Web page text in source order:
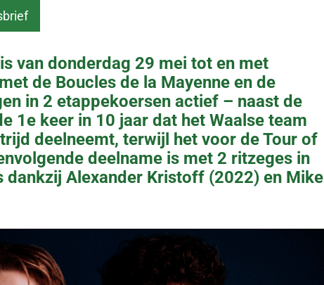
van donderdag 29 mei tot en met
de Boucles de la Mayenne en de
in 2 etappekoersen actief – naast de
1e keer in 10 jaar dat het Waalse team
deelneemt, terwijl het voor de Tour of
deelname is met 2 ritzeges in
dankzij Alexander Kristoff (2022) en Mike